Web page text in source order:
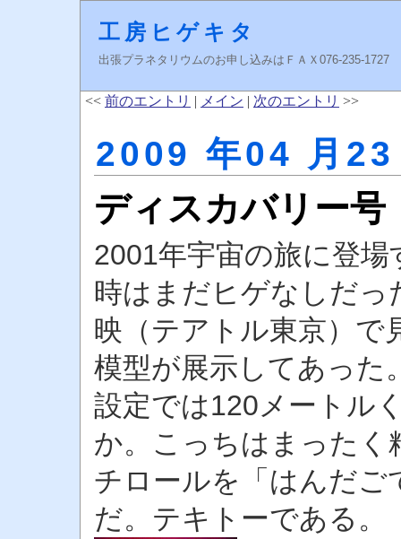
工房ヒゲキタ
出張プラネタリウムのお申し込みはＦＡＸ076-235-
<< 前のエントリ | メイン | 次のエントリ >>
2009 年04 月
ディスカバリー号
2001年宇宙の旅に登
時はまだヒゲなしだ
映（テアトル東京）で
模型が展示してあった
設定では120メートル
か。こっちはまったく
チロールを「はんだご
だ。テキトーである。